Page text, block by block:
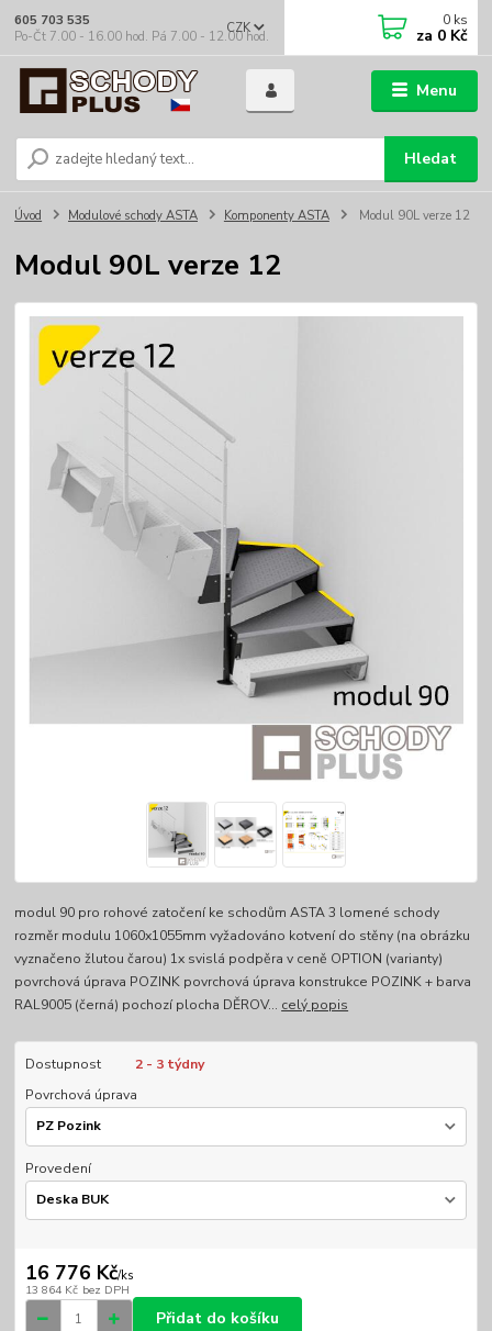
Menu
CZK
Hledat
605 703 535
Po-Čt 7.00 - 16.00 hod. Pá 7.00 - 12.00 hod.
0 ks
za 0 Kč
Úvod Modulové schody ASTA Komponenty ASTA Modul 90L verze 12
Modul 90L verze 12
modul 90 pro rohové zatočení ke schodům ASTA 3 lomené schody
rozměr modulu 1060x1055mm vyžadováno kotvení do stěny (na obrázku
vyznačeno žlutou čarou) 1x svislá podpěra v ceně OPTION (varianty)
povrchová úprava POZINK povrchová úprava konstrukce POZINK + barva
RAL9005 (černá) pochozí plocha DĚROV... celý popis
Dostupnost
2 - 3 týdny
Povrchová úprava
Provedení
16 776 Kč/ks
13 864 Kč bez DPH
Přidat do košíku